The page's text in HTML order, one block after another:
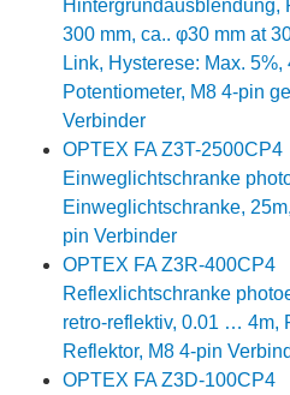
Hintergrundausblendung,
300 mm, ca.. φ30 mm at
Link, Hysterese: Max. 5%,
Potentiometer, M8 4-pin
Verbinder
OPTEX FA Z3T-2500CP4
Einweglichtschranke
Einweglichtschranke,
pin Verbinder
OPTEX FA Z3R-400CP4
Reflexlichtschranke
retro-reflektiv, 0.01 … 4m,
Reflektor, M8 4-pin
OPTEX FA Z3D-100CP4